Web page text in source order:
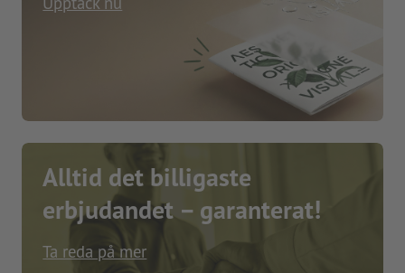
Alltid det billigaste
erbjudandet – garanterat!
Ta reda på mer